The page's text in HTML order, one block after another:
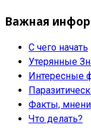
Важная
С чего начать
Утерянные
Интересные
Факты,
Что делать?